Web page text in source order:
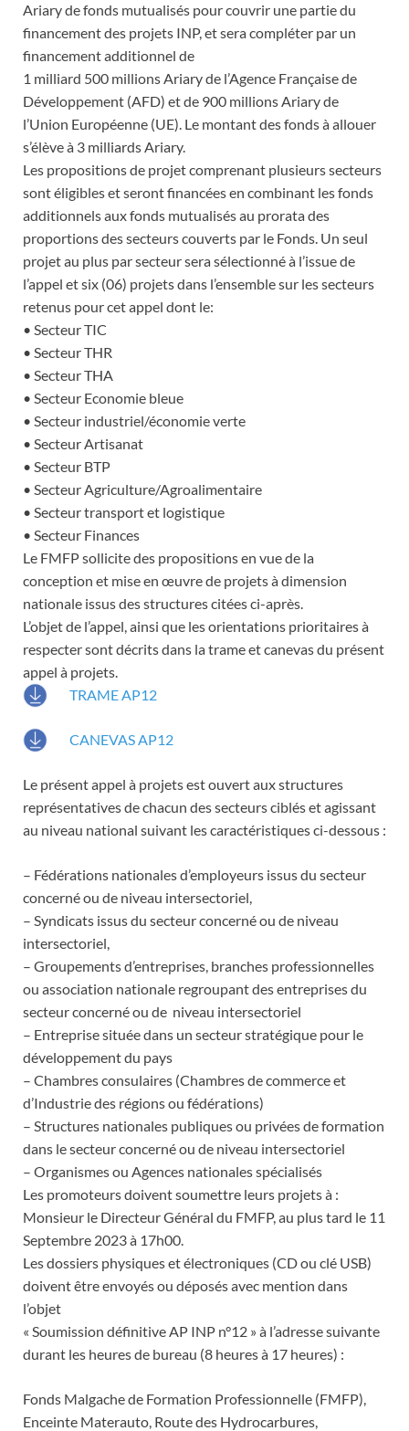
Ariary de fonds mutualisés pour couvrir une partie du
financement des projets INP, et sera compléter par un
financement additionnel de
1 milliard 500 millions Ariary de l’Agence Française de
Développement (AFD) et de 900 millions Ariary de
l’Union Européenne (UE). Le montant des fonds à allouer
s’élève à 3 milliards Ariary.
Les propositions de projet comprenant plusieurs secteurs
sont éligibles et seront financées en combinant les fonds
additionnels aux fonds mutualisés au prorata des
proportions des secteurs couverts par le Fonds. Un seul
projet au plus par secteur sera sélectionné à l’issue de
l’appel et six (06) projets dans l’ensemble sur les secteurs
retenus pour cet appel dont le:
• Secteur TIC
• Secteur THR
• Secteur THA
• Secteur Economie bleue
• Secteur industriel/économie verte
• Secteur Artisanat
• Secteur BTP
• Secteur Agriculture/Agroalimentaire
• Secteur transport et logistique
• Secteur Finances
Le FMFP sollicite des propositions en vue de la
conception et mise en œuvre de projets à dimension
nationale issus des structures citées ci-après.
L’objet de l’appel, ainsi que les orientations prioritaires à
respecter sont décrits dans la trame et canevas du présent
appel à projets.
TRAME AP12
CANEVAS AP12
Le présent appel à projets est ouvert aux structures
représentatives de chacun des secteurs ciblés et agissant
au niveau national suivant les caractéristiques ci-dessous :
– Fédérations nationales d’employeurs issus du secteur
concerné ou de niveau intersectoriel,
– Syndicats issus du secteur concerné ou de niveau
intersectoriel,
– Groupements d’entreprises, branches professionnelles
ou association nationale regroupant des entreprises du
secteur concerné ou de niveau intersectoriel
– Entreprise située dans un secteur stratégique pour le
développement du pays
– Chambres consulaires (Chambres de commerce et
d’Industrie des régions ou fédérations)
– Structures nationales publiques ou privées de formation
dans le secteur concerné ou de niveau intersectoriel
– Organismes ou Agences nationales spécialisés
Les promoteurs doivent soumettre leurs projets à :
Monsieur le Directeur Général du FMFP, au plus tard le 11
Septembre 2023 à 17h00.
Les dossiers physiques et électroniques (CD ou clé USB)
doivent être envoyés ou déposés avec mention dans
l’objet
« Soumission définitive AP INP n°12 » à l’adresse suivante
durant les heures de bureau (8 heures à 17 heures) :
Fonds Malgache de Formation Professionnelle (FMFP),
Enceinte Materauto, Route des Hydrocarbures,